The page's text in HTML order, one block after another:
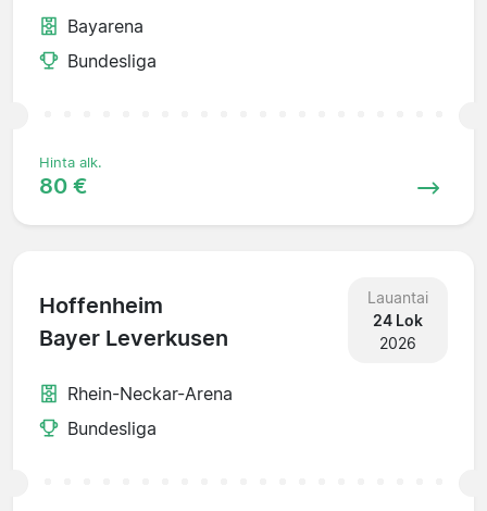
Bayarena
Bundesliga
Hinta alk.
80 €
Hoffenheim
Bayer Leverkusen
Lauantai
24 Lok
2026
Rhein-Neckar-Arena
Bundesliga